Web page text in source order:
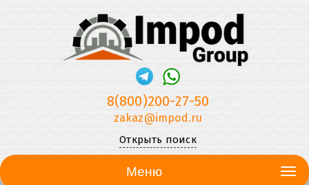
8(800)200-27-50
zakaz@impod.ru
Открыть поиск
Меню